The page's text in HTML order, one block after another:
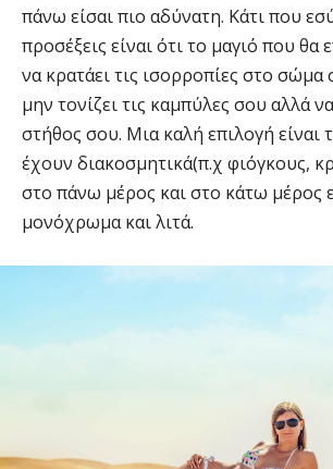
πάνω είσαι πιο αδύνατη. Κάτι που
προσέξεις είναι ότι το μαγιό που θα
να κρατάει τις ισορροπίες στο
μην τονίζει τις καμπύλες σου αλλά
στήθος σου. Μια καλή επιλογή είναι
έχουν διακοσμητικά(π.χ φιόγκους,
στο πάνω μέρος και στο κάτω μέρος
μονόχρωμα και λιτά.